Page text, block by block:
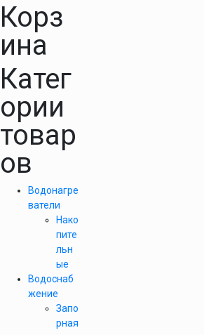
Корз
ина
Катег
ории
товар
ов
Водонагре
ватели
Нако
пите
льн
ые
Водоснаб
жение
Запо
рная